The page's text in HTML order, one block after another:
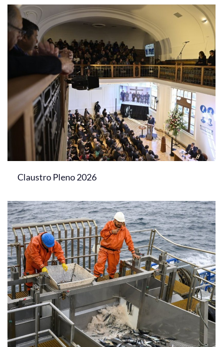
Claustro Pleno 2026